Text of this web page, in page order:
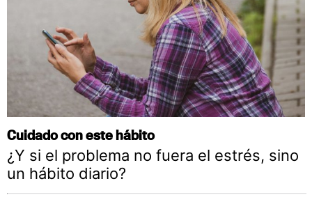
Cuidado con este hábito
¿Y si el problema no fuera el estrés, sino
un hábito diario?